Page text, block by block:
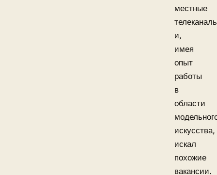
местные
и,
имея
опыт
работы
в
области
искусства,
искал
похожие
вакансии.